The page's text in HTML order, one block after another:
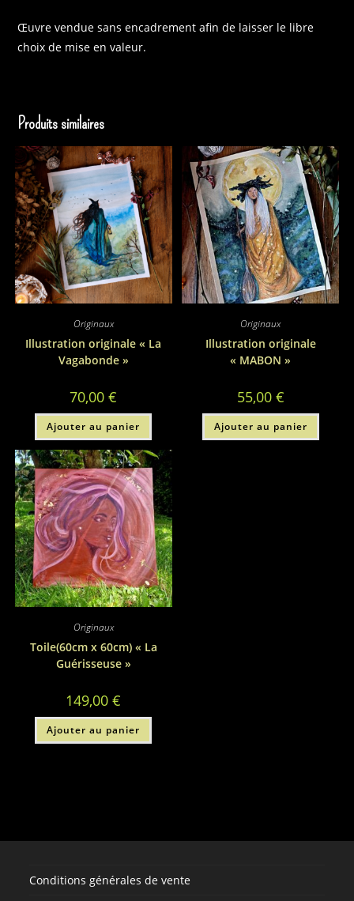
Œuvre vendue sans encadrement afin de laisser le libre
choix de mise en valeur.
Produits similaires
Originaux
Illustration originale « La
Vagabonde »
70,00€
Ajouter au panier
Originaux
Illustration originale
« MABON »
55,00 €
Ajouter au panier
Originaux
Toile(60cm x 60cm) « La
Guérisseuse »
149,00€
Ajouter au panier
Conditions générales de vente